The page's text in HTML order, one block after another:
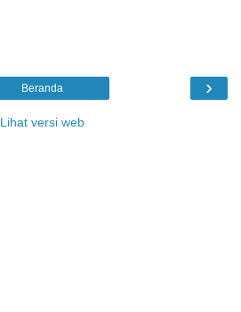
›
Beranda
Lihat versi web